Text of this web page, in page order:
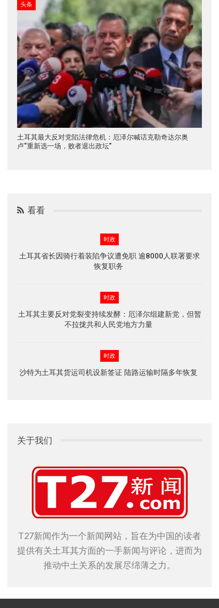
头条
土耳其最大反对党陷法律危机：厄泽尔喊话克勒奇达尔奥
卢“重新选一场，败者退出政坛”
看看
时政
土耳其省长因骑行着装陷争议遭免职 逾8000人联署要求
恢复职务
时政
土耳其主要反对党裂变持续发酵：厄泽尔组建新党，但暂
不拉拢共和人民党地方力量
时政
沙特为土耳其货运司机设新签证 陆路运输时隔多年恢复
关于我们
T27新闻作为一个新闻网站，旨在为中国的读者
提供有关土耳其方面的一手新闻与评论，进而为
推动中土关系的发展尽绵薄之力。